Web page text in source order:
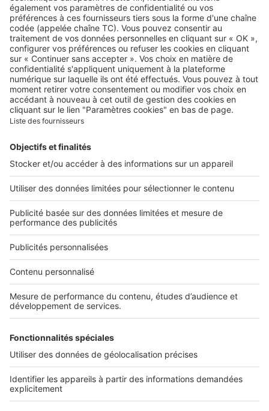
A propos
Qui sommes-nous ?
Contacter le service client
Nous rejoindre
Presse
Nos applications
Découvrez nos applications
Services pro
Accès client
Informations légales